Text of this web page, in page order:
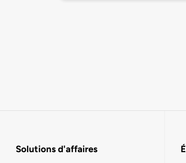
Solutions d'affaires